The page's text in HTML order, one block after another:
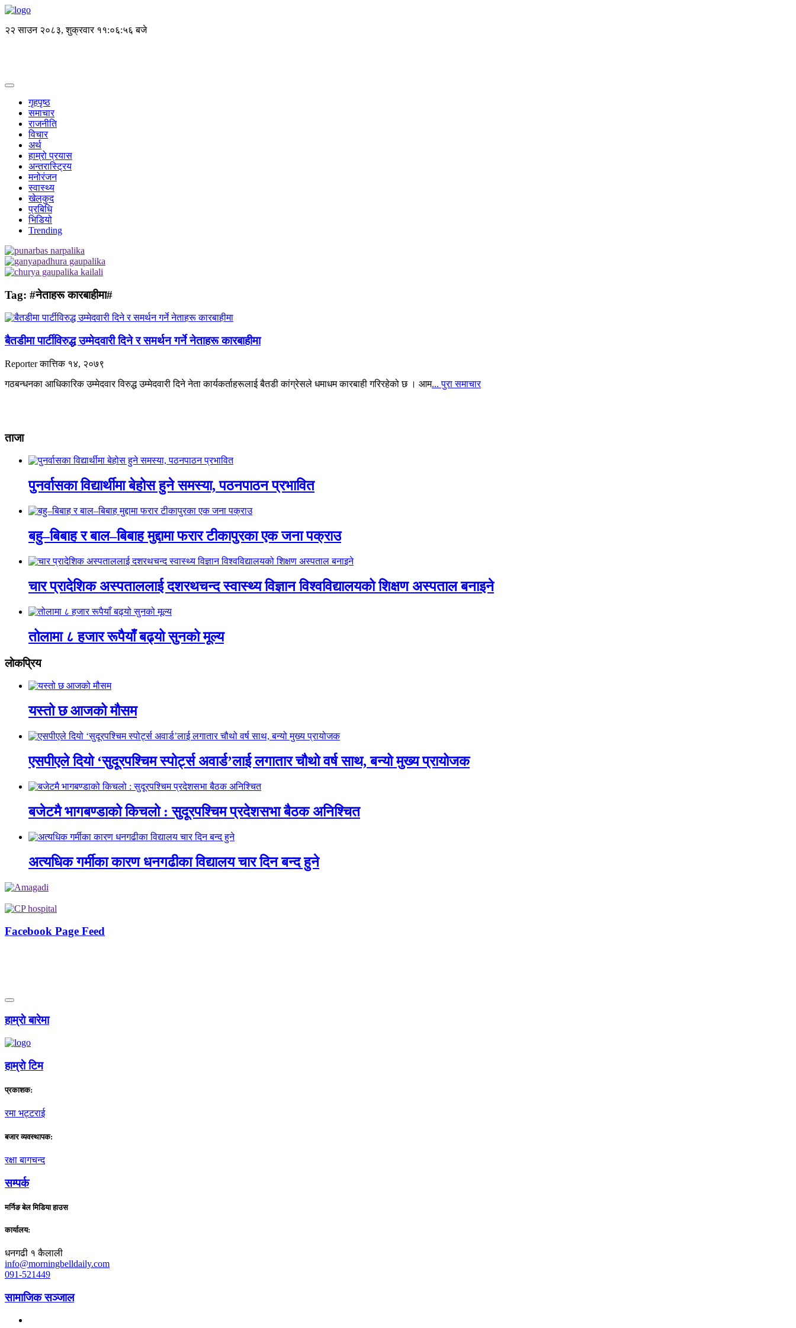
२२ साउन २०८३, शुक्रवार ११:०६:५७ बजे
गृहपृष्ठ
समाचार
राजनीति
विचार
अर्थ
हाम्रो प्रयास
अन्तरास्ट्रिय
मनोरंजन
स्वास्थ्य
खेलकुद
प्रबिधि
भिडियो
Trending
Tag: #नेताहरू कारबाहीमा#
बैतडीमा पार्टीविरुद्ध उम्मेदवारी दिने र समर्थन गर्ने नेताहरू कारबाहीमा
Reporterकात्तिक १४, २०७९
गठबन्धनका आधिकारिक उम्मेदवार विरुद्ध उम्मेदवारी दिने नेता कार्यकर्ताहरूलाई बैतडी कांग्रेसले धमाधम कारबाही गरिरहेको छ । आम... पुरा समाचार
ताजा
पुनर्वासका विद्यार्थीमा बेहोस हुने समस्या, पठनपाठन प्रभावित
बहु–बिबाह र बाल–बिबाह मुद्दामा फरार टीकापुरका एक जना पक्राउ
चार प्रादेशिक अस्पताललाई दशरथचन्द स्वास्थ्य विज्ञान विश्वविद्यालयको शिक्षण अस्पताल बनाइने
तोलामा ८ हजार रूपैयाँ बढ्यो सुनको मूल्य
लाेकप्रिय
यस्तो छ आजको मौसम
एसपीएले दियो ‘सुदूरपश्चिम स्पोर्ट्स अवार्ड’लाई लगातार चौथो वर्ष साथ, बन्यो मुख्य प्रायोजक
बजेटमै भागबण्डाको किचलो : सुदूरपश्चिम प्रदेशसभा बैठक अनिश्चित
अत्यधिक गर्मीका कारण धनगढीका विद्यालय चार दिन बन्द हुने
Facebook Page Feed
हाम्राे बारेमा
हाम्राे टिम
प्रकाशक:
रमा भट्टराई
बजार व्यवस्थापक:
रक्षा बागचन्द
सम्पर्क
मर्निङ बेल मिडिया हाउस
कार्यालय:
धनगढी १ कैलाली
info@morningbelldaily.com
091-521449
सामाजिक सञ्जाल